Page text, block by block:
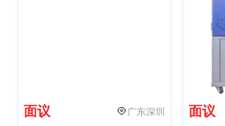
面议 广东深圳 面议